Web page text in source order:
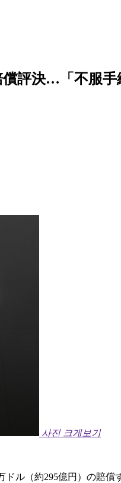
評決…「不服手
사진 크게보기
ル（約295億円）の賠